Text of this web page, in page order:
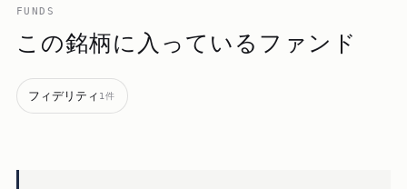
FUNDS
この銘柄に入っているファンド
フィデリティ 1件